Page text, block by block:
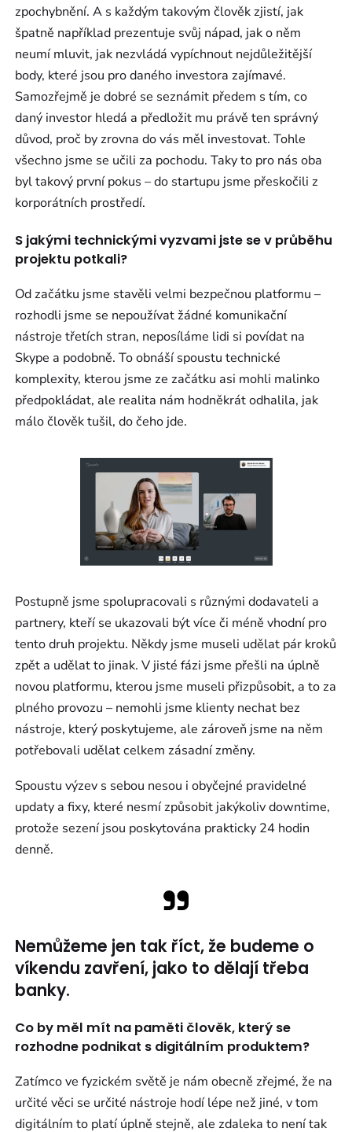
zpochybnění. A s každým takovým člověk zjistí, jak
špatně například prezentuje svůj nápad, jak o něm
neumí mluvit, jak nezvládá vypíchnout nejdůležitější
body, které jsou pro daného investora zajímavé.
Samozřejmě je dobré se seznámit předem s tím, co
daný investor hledá a předložit mu právě ten správný
důvod, proč by zrovna do vás měl investovat. Tohle
všechno jsme se učili za pochodu. Taky to pro nás oba
byl takový první pokus – do startupu jsme přeskočili z
korporátních prostředí.
S jakými technickými vyzvami jste se v průběhu
projektu potkali?
Od začátku jsme stavěli velmi bezpečnou platformu –
rozhodli jsme se nepoužívat žádné komunikační
nástroje třetích stran, neposíláme lidi si povídat na
Skype a podobně. To obnáší spoustu technické
komplexity, kterou jsme ze začátku asi mohli malinko
předpokládat, ale realita nám hodněkrát odhalila, jak
málo člověk tušil, do čeho jde.
Postupně jsme spolupracovali s různými dodavateli a
partnery, kteří se ukazovali být více či méně vhodní pro
tento druh projektu. Někdy jsme museli udělat pár kroků
zpět a udělat to jinak. V jisté fázi jsme přešli na úplně
novou platformu, kterou jsme museli přizpůsobit, a to za
plného provozu – nemohli jsme klienty nechat bez
nástroje, který poskytujeme, ale zároveň jsme na něm
potřebovali udělat celkem zásadní změny.
Spoustu výzev s sebou nesou i obyčejné pravidelné
updaty a fixy, které nesmí způsobit jakýkoliv downtime,
protože sezení jsou poskytována prakticky 24 hodin
denně.
Nemůžeme jen tak říct, že budeme o
víkendu zavření, jako to dělají třeba
banky.
Co by měl mít na paměti člověk, který se
rozhodne podnikat s digitálním produktem?
Zatímco ve fyzickém světě je nám obecně zřejmé, že na
určité věci se určité nástroje hodí lépe než jiné, v tom
digitálním to platí úplně stejně, ale zdaleka to není tak